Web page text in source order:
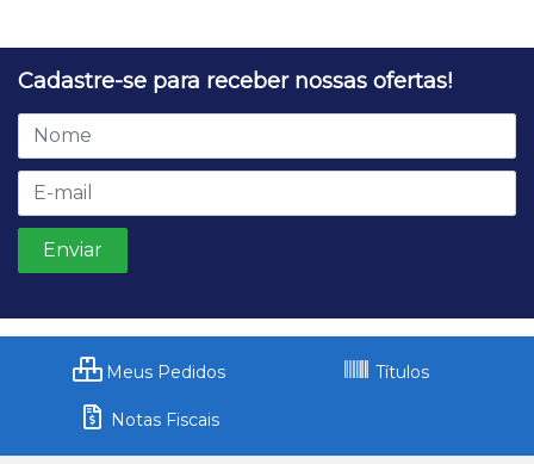
Cadastre-se para receber nossas ofertas!
Meus Pedidos Títulos
Notas Fiscais